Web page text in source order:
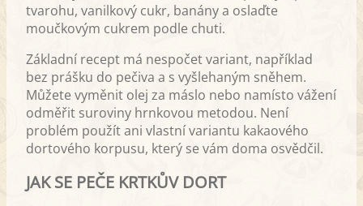
tvarohu, vanilkový cukr, banány a oslaďte
moučkovým cukrem podle chuti.
Základní recept má nespočet variant, například
bez prášku do pečiva a s vyšlehaným sněhem.
Můžete vyměnit olej za máslo nebo namísto vážení
odměřit suroviny hrnkovou metodou. Není
problém použít ani vlastní variantu kakaového
dortového korpusu, který se vám doma osvědčil.
JAK SE PEČE KRTKŮV DORT